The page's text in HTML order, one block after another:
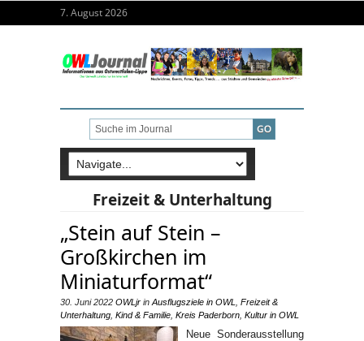
7. August 2026
Freizeit & Unterhaltung
„Stein auf Stein –
Großkirchen im
Miniaturformat“
30. Juni 2022 OWLjr in Ausflugsziele in OWL
Freizeit &
Unterhaltung Kind & Familie Kreis Paderborn Kultur in OWL
Neue Sonderausstellung